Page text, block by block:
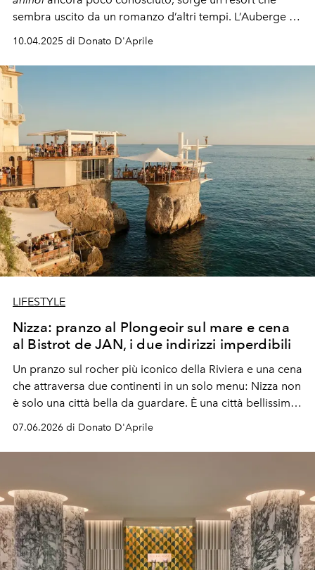
sembra uscito da un romanzo d’altri tempi. L’Auberge du
Jeu de Paume è molto più di un hotel -
così classy, tra storia e benessere.
10.04.2025 di Donato D'Aprile
LIFESTYLE
Nizza: pranzo al Plongeoir sul mare e cena
al Bistrot de JAN, i due indirizzi imperdibili
Un pranzo sul rocher più iconico della Riviera e una cena
che attraversa due continenti in un solo menu: Nizza non
è solo una città bella da guardare. È una città bellissima
e da mangiare, letteralmente.
07.06.2026 di Donato D'Aprile